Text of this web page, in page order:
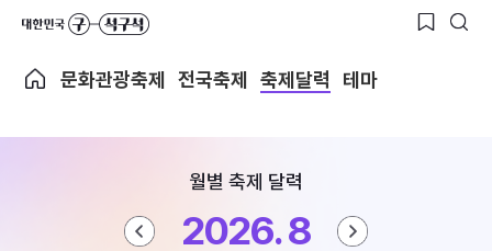
문화관광축제 전국축제 축제달력 테마
월별 축제 달력
2026. 8